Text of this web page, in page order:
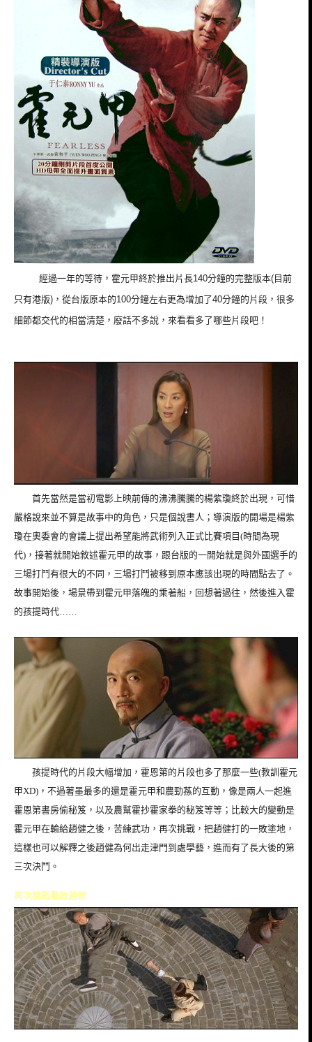
經過一年的等待，霍元甲終於推出片長140分鐘的完整版本(目前
只有港版)，從台版原本的100分鐘左右更為增加了40分鐘的片段，很多
細節都交代的相當清楚，廢話不多說，來看看多了哪些片段吧！
首先當然是當初電影上映前傳的沸沸騰騰的楊紫瓊終於出現，可惜
嚴格說來並不算是故事中的角色，只是個說書人；導演版的開場是楊紫
瓊在奧委會的會議上提出希望能將武術列入正式比賽項目(時間為現
代)， 接著就開始敘述霍元甲的故事，跟台版的一開始就是與外國選手的
三場打鬥有很大的不同，三場打鬥被移到原本應該出現的時間點去了。
故事開始後，場景帶到霍元甲落魄的乘著船，回想著過往，然後進入霍
的孩提時代……
孩提時代的片段大幅增加，霍恩第的片段也多了那麼一些(教訓霍元
甲XD)， 不過著墨最多的還是霍元甲和農勁蓀的互動，像是兩人一起進
霍恩第書房偷秘笈，以及農幫霍抄霍家拳的秘笈等等；比較大的變動是
霍元甲在輸給趙健之後，苦練武功，再次挑戰，把趙健打的一敗塗地，
這樣也可以解釋之後趙健為何出走津門到處學藝，進而有了長大後的第
三次決鬥。
再次挑戰擊敗趙健